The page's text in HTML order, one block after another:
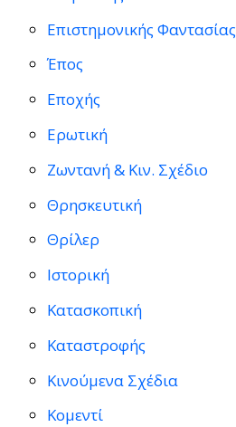
Επιστημονικής Φαντασίας
Έπος
Εποχής
Ερωτική
Ζωντανή & Κιν. Σχέδιο
Θρησκευτική
Θρίλερ
Ιστορική
Κατασκοπική
Καταστροφής
Κινούμενα Σχέδια
Κομεντί